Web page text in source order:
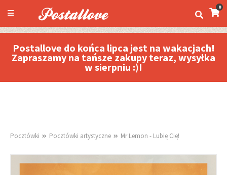
0
Postallove do końca lipca jest na wakacjach!
Zapraszamy na tańsze zakupy teraz, wysyłka
w sierpniu :)!
Pocztówki Pocztówki artystyczne Mr Lemon - Lubię Cię!